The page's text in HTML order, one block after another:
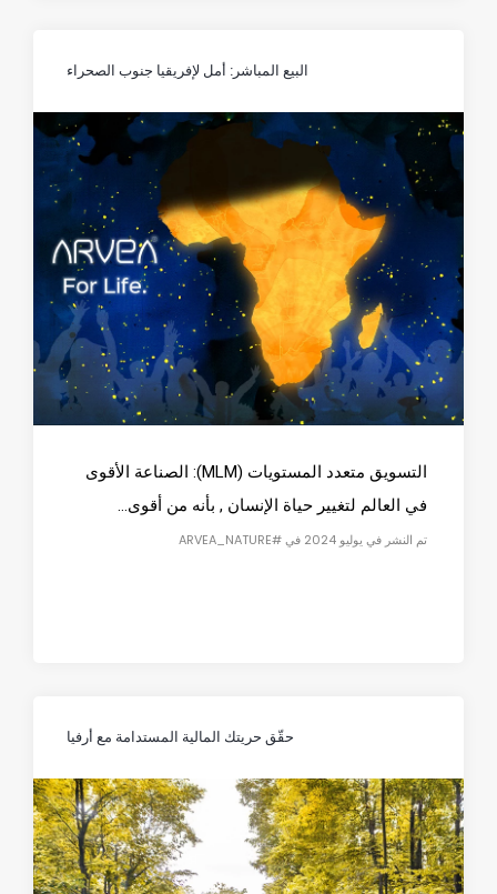
البيع المباشر: أمل لإفريقيا جنوب الصحراء
التسويق متعدد المستويات (MLM): الصناعة الأقوى
في العالم لتغيير حياة الإنسان , بأنه من أقوى...
تم النشر في يوليو 2024 في #ARVEA_NATURE
حقّق حريتك المالية المستدامة مع أرفيا